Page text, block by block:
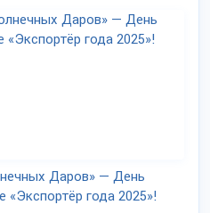
Даров» — День
«Экспортёр года 2025»!